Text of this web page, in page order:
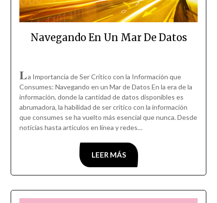
Navegando En Un Mar De Datos
La Importancia de Ser Crítico con la Información que
Consumes: Navegando en un Mar de Datos En la era de la
información, donde la cantidad de datos disponibles es
abrumadora, la habilidad de ser crítico con la información
que consumes se ha vuelto más esencial que nunca. Desde
noticias hasta artículos en línea y redes…
LEER MÁS